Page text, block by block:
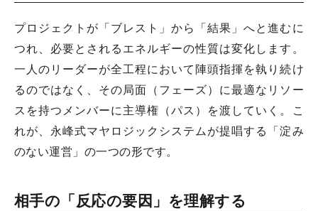
プロジェクトが「ブレスト」から「結果」へと進むに
つれ、必要とされるエネルギーの性質は変化します。
一人のリーダーが全工程において陣頭指揮を執り続け
るのではなく、その局面（フェーズ）に最適なリソー
スを持つメンバーに主導権（パス）を渡していく。こ
れが、永峰式マヤロジックシステムが提唱する「淀み
のない運営」の一つの形です。
相手の「反応の要因」を理解する